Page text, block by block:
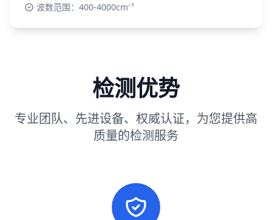
波数范围：400-4000cm⁻¹
检测优势
专业团队、先进设备、权威认证，为您提供高
质量的检测服务